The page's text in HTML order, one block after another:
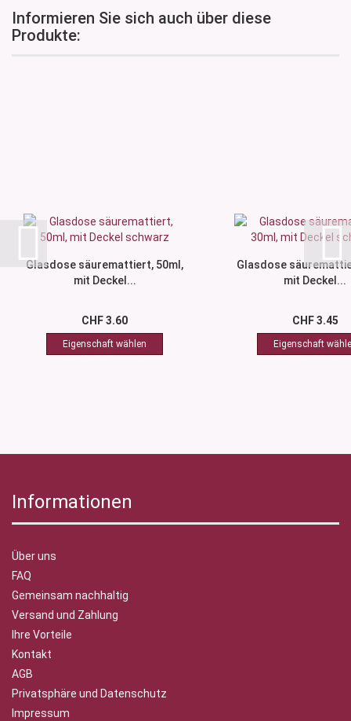
Informieren Sie sich auch über diese
Produkte:
Glasdose säuremattiert, 50ml,
mit Deckel...
CHF 3.60
Glasdose
mit Deckel...
CHF 3.45
Informationen
Über uns
FAQ
Gemeinsam nachhaltig
Versand und Zahlung
Ihre Vorteile
Kontakt
AGB
Privatsphäre und Datenschutz
Impressum